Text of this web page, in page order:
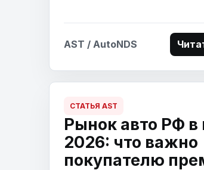
AST / AutoNDS
СТАТЬЯ AST
Рынок авто РФ
2026: что важно
покупателю